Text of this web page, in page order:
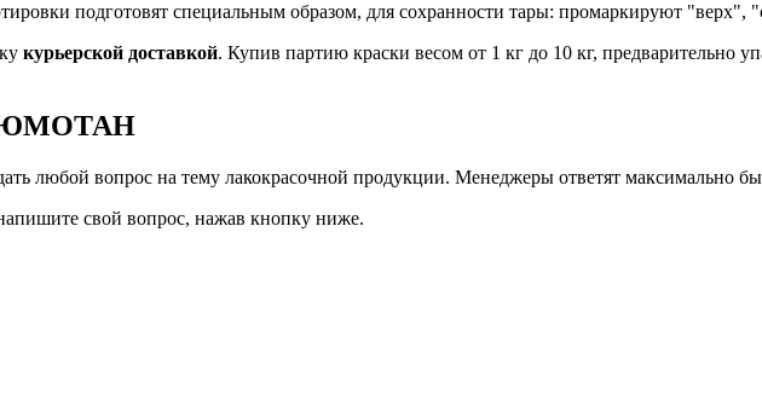
подготовят специальным образом, для сохранности тары: промаркируют "верх",
курьерской доставкой. Купив партию краски весом от 1 кг до 10 кг, предварительно
любой вопрос на тему лакокрасочной продукции. Менеджеры ответят максимально
свой вопрос, нажав кнопку ниже.